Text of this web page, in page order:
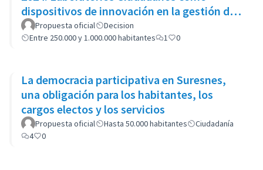
dispositivos de innovación en la gestión de
políticas públicas
Propuesta oficial
Decision
Entre 250.000 y 1.000.000 habitantes
1 0
La democracia participativa en Suresnes,
una obligación para los habitantes, los
cargos electos y los servicios
Propuesta oficial Hasta 50.000 habitantes
Ciudadanía
4
0